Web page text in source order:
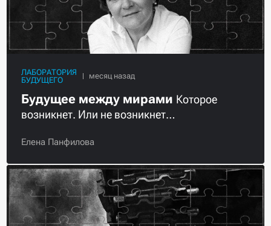
ЛАБОРАТОРИЯ
БУДУЩЕГО
Будущее между мирами Которое
возникнет. Или не возникнет…
Елена Панфилова